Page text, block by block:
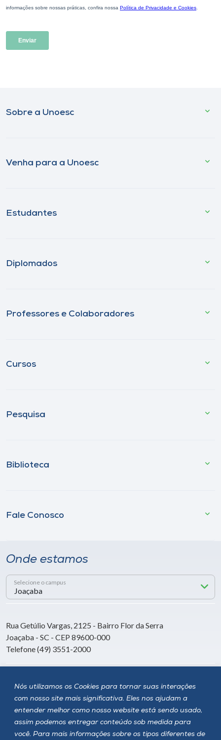
Nós utilizamos os Cookies para tornar suas interações
com nosso site mais significativa. Eles nos ajudam a
entender melhor como nosso website está sendo usado,
assim podemos entregar conteúdo sob medida para
você. Para mais informações sobre os tipos diferentes de
Sobre a Unoesc
Venha para a Unoesc
Estudantes
Diplomados
Professores e Colaboradores
Cursos
Pesquisa
Biblioteca
Fale Conosco
Onde estamos
Selecione o campus
Rua Getúlio Vargas, 2125 - Bairro Flor da Serra
Joaçaba - SC - CEP 89600-000
Telefone (49) 3551-2000
Siga a Unoesc